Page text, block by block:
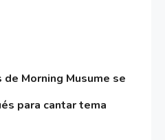
Morning Musume se
para cantar tema